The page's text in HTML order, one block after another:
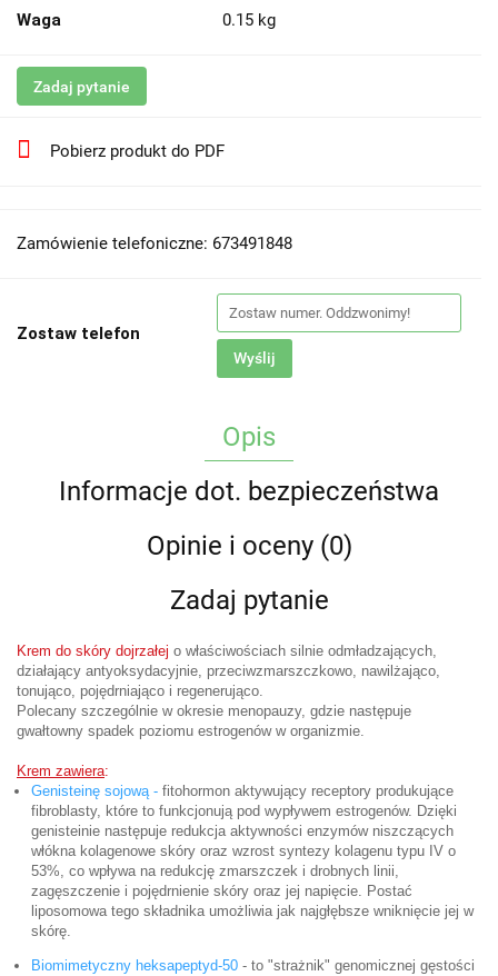
Waga 0.15 kg
Zadaj pytanie
Pobierz produkt do PDF
Zamówienie telefoniczne: 673491848
Zostaw telefon
Wyślij
Opis
Informacje dot. bezpieczeństwa
Opinie i oceny (0)
Zadaj pytanie
Krem do skóry dojrzałej o właściwościach silnie odmładzających,
działający antyoksydacyjnie, przeciwzmarszczkowo, nawilżająco,
tonująco, pojędrniająco i regenerująco.
Polecany szczególnie w okresie menopauzy, gdzie następuje
gwałtowny spadek poziomu estrogenów w organizmie.
Krem zawiera:
Genisteinę sojową - fitohormon aktywujący receptory produkujące
fibroblasty, które to funkcjonują pod wypływem estrogenów. Dzięki
genisteinie następuje redukcja aktywności enzymów niszczących
włókna kolagenowe skóry oraz wzrost syntezy kolagenu typu IV o
53%, co wpływa na redukcję zmarszczek i drobnych linii,
zagęszczenie i pojędrnienie skóry oraz jej napięcie. Postać
liposomowa tego składnika umożliwia jak najgłębsze wniknięcie jej w
skórę.
Biomimetyczny heksapeptyd-50 - to "strażnik" genomicznej gęstości